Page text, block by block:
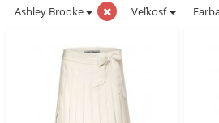
Ashley Brooke Veľkosť